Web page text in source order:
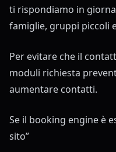
ti rispondiamo in
famiglie, gruppi piccoli
Per evitare che il
moduli richiesta
aumentare contatti.
Se il booking engine è
sito”